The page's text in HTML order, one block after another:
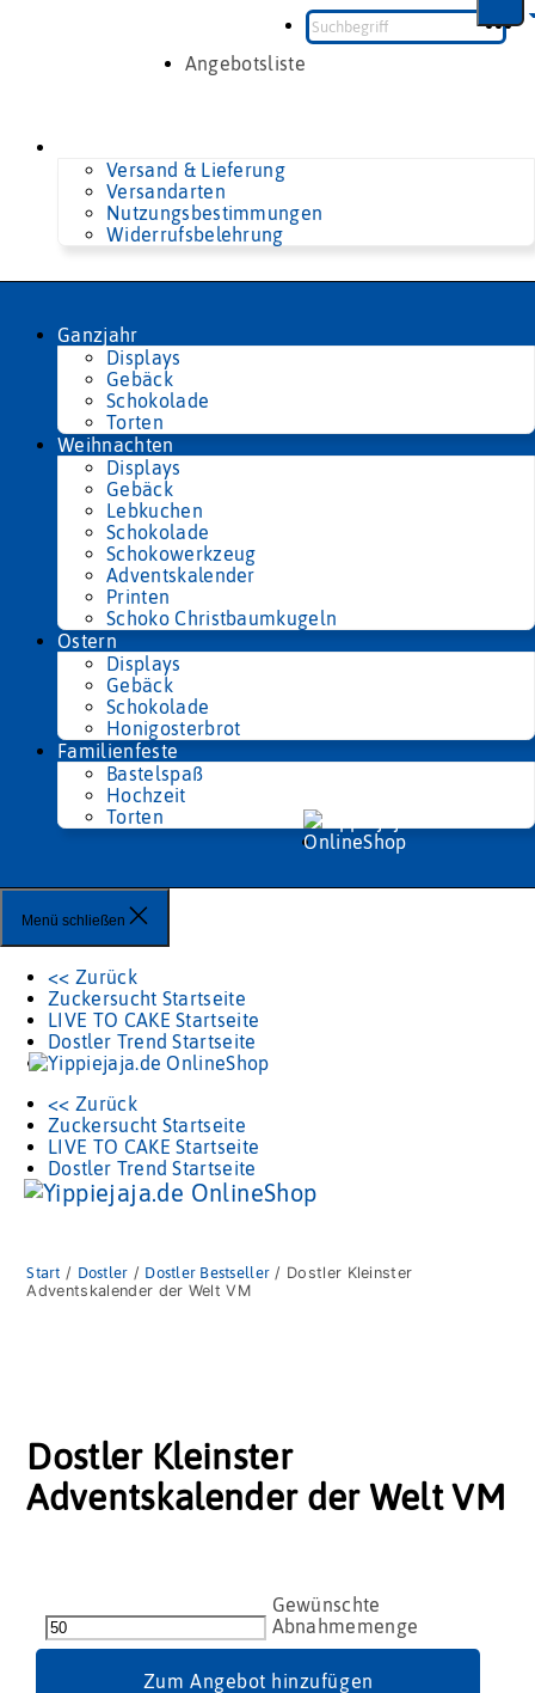
Angebotsliste
Versand & Lieferung
Versandarten
Nutzungsbestimmungen
Widerrufsbelehrung
Ganzjahr
Displays
Gebäck
Schokolade
Torten
Weihnachten
Displays
Gebäck
Lebkuchen
Schokolade
Schokowerkzeug
Adventskalender
Printen
Schoko Christbaumkugeln
Ostern
Displays
Gebäck
Schokolade
Honigosterbrot
Familienfeste
Bastelspaß
Hochzeit
Torten
Menü schließen
<< Zurück
Zuckersucht Startseite
LIVE TO CAKE Startseite
Dostler Trend Startseite
<< Zurück
Zuckersucht Startseite
LIVE TO CAKE Startseite
Dostler Trend Startseite
Start / Dostler / Dostler Bestseller / Dostler Kleinster
Adventskalender der Welt VM
Dostler Kleinster
Adventskalender der Welt VM
Kleinster
Adventskalender
Zum Angebot hinzufügen